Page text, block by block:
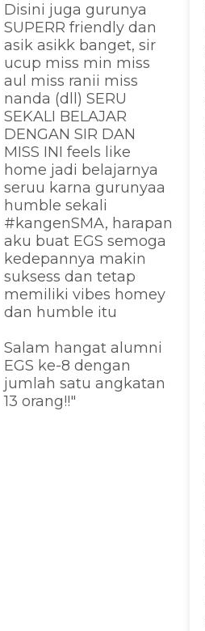
Disini juga gurunya
SUPERR friendly dan
asik asikk banget, sir
ucup miss min miss
aul miss ranii miss
nanda (dll) SERU
SEKALI BELAJAR
DENGAN SIR DAN
MISS INI feels like
home jadi belajarnya
seruu karna gurunyaa
humble sekali
#kangenSMA, harapan
aku buat EGS semoga
kedepannya makin
suksess dan tetap
memiliki vibes homey
dan humble itu
Salam hangat alumni
EGS ke-8 dengan
jumlah satu angkatan
13 orang!!"